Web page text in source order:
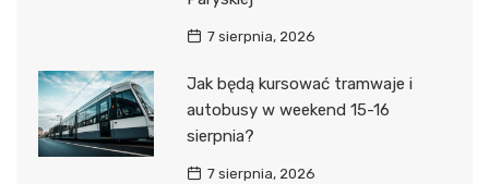
7 sierpnia, 2026
Jak będą kursować tramwaje i
autobusy w weekend 15-16
sierpnia?
7 sierpnia, 2026